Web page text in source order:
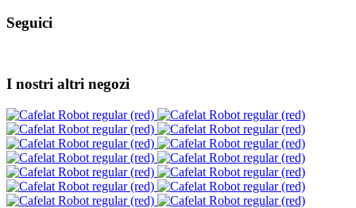
Seguici
I nostri altri negozi